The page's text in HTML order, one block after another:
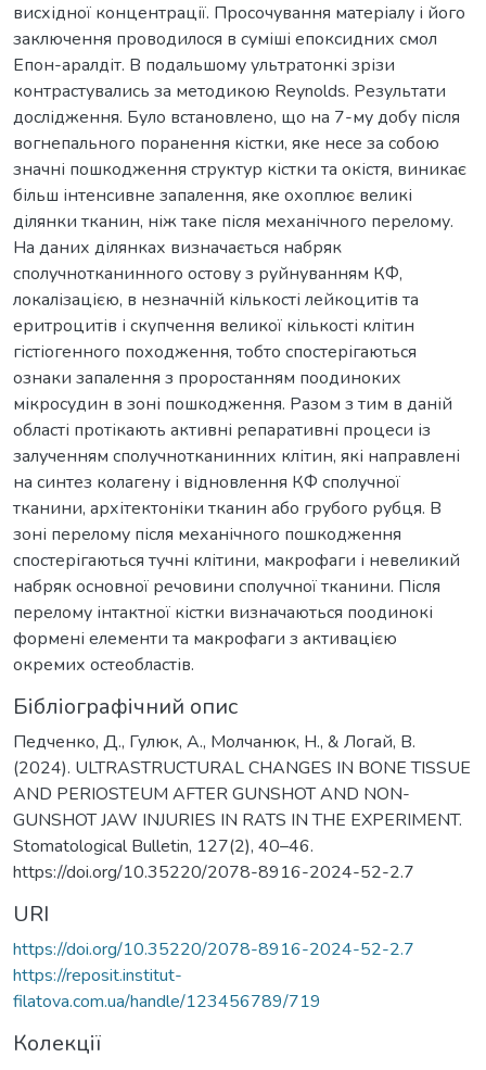
висхідної концентрації. Просочування матеріалу і його
заключення проводилося в суміші епоксидних смол
Епон-аралдіт. В подальшому ультратонкі зрізи
контрастувались за методикою Reynolds. Результати
дослідження. Було встановлено, що на 7-му добу після
вогнепального поранення кістки, яке несе за собою
значні пошкодження структур кістки та окістя, виникає
більш інтенсивне запалення, яке охоплює великі
ділянки тканин, ніж таке після механічного перелому.
На даних ділянках визначається набряк
сполучнотканинного остову з руйнуванням КФ,
локалізацією, в незначній кількості лейкоцитів та
еритроцитів і скупчення великої кількості клітин
гістіогенного походження, тобто спостерігаються
ознаки запалення з проростанням поодиноких
мікросудин в зоні пошкодження. Разом з тим в даній
області протікають активні репаративні процеси із
залученням сполучнотканинних клітин, які направлені
на синтез колагену і відновлення КФ сполучної
тканини, архітектоніки тканин або грубого рубця. В
зоні перелому після механічного пошкодження
спостерігаються тучні клітини, макрофаги і невеликий
набряк основної речовини сполучної тканини. Після
перелому інтактної кістки визначаються поодинокі
формені елементи та макрофаги з активацією
окремих остеобластів.
Бібліографічний опис
Педченко, Д., Гулюк, А., Молчанюк, Н., & Логай, В.
(2024). ULTRASTRUCTURAL CHANGES IN BONE TISSUE
AND PERIOSTEUM AFTER GUNSHOT AND NON-
GUNSHOT JAW INJURIES IN RATS IN THE EXPERIMENT.
Stomatological Bulletin, 127(2), 40–46.
https://doi.org/10.35220/2078-8916-2024-52-2.7
URI
https://doi.org/10.35220/2078-8916-2024-52-2.7
https://reposit.institut-
filatova.com.ua/handle/123456789/719
Колекції